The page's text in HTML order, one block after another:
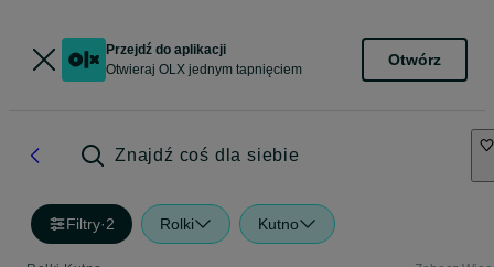
Przejdź do aplikacji
Otwieraj OLX jednym tapnięciem
Otwórz
Znajdź coś dla siebie
Filtry·2 Rolki Kutno